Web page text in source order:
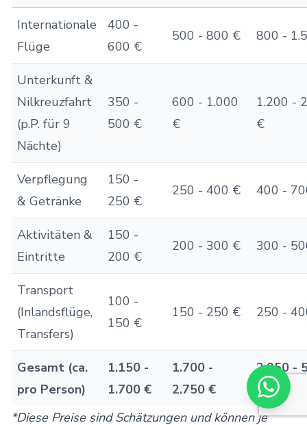
Internationale
Flüge
400 -
600 €
500 - 800 € 800 -
Unterkunft &
Nilkreuzfahrt
(p.P. für 9
Nächte)
350 -
500 €
600 - 1.000
€
1.200 -
€
Verpflegung
& Getränke
150 -
250 €
250 - 400 € 400 -
Aktivitäten &
Eintritte
150 -
200 €
200 - 300 € 300 -
Transport
(Inlandsflüge,
Transfers)
100 -
150 €
150 - 250 € 250 -
Gesamt (ca.
pro Person)
1.150 -
1.700 €
1.700 -
2.750 €
2.950 -
€
*Diese Preise sind Schätzungen und können je